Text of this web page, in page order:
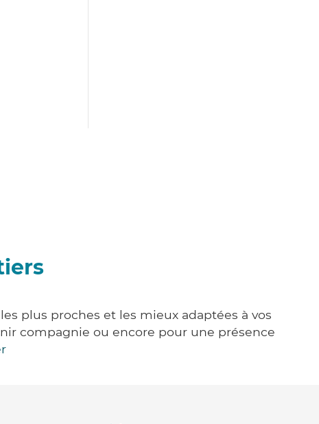
plus proches et les mieux adaptées à vos
compagnie ou encore pour une présence